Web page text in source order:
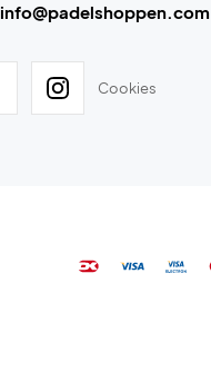
info@padelshoppen.com
Cookies